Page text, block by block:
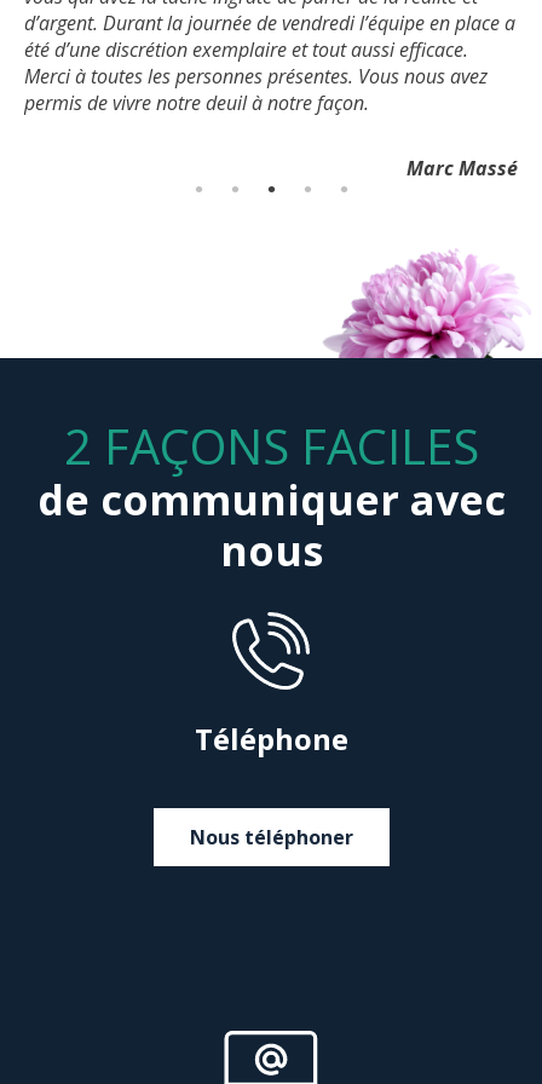
Famille Ullhorn
d’argent. Durant la journée de vendredi l’équipe en place a
été d’une discrétion exemplaire et tout aussi efficace.
Merci à toutes les personnes présentes. Vous nous avez
permis de vivre notre deuil à notre façon.
Marc Massé
Félix Morency-Lavoie
2 FAÇONS FACILES
de communiquer avec
nous
Téléphone
Nous téléphoner